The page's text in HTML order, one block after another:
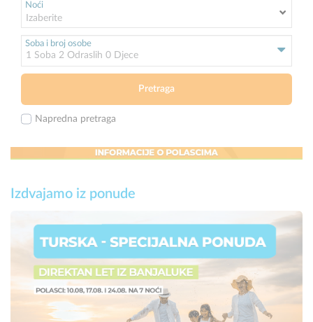
Noći
Soba i broj osobe
1 Soba 2 Odraslih 0 Djece
Pretraga
Napredna pretraga
Izdvajamo iz ponude